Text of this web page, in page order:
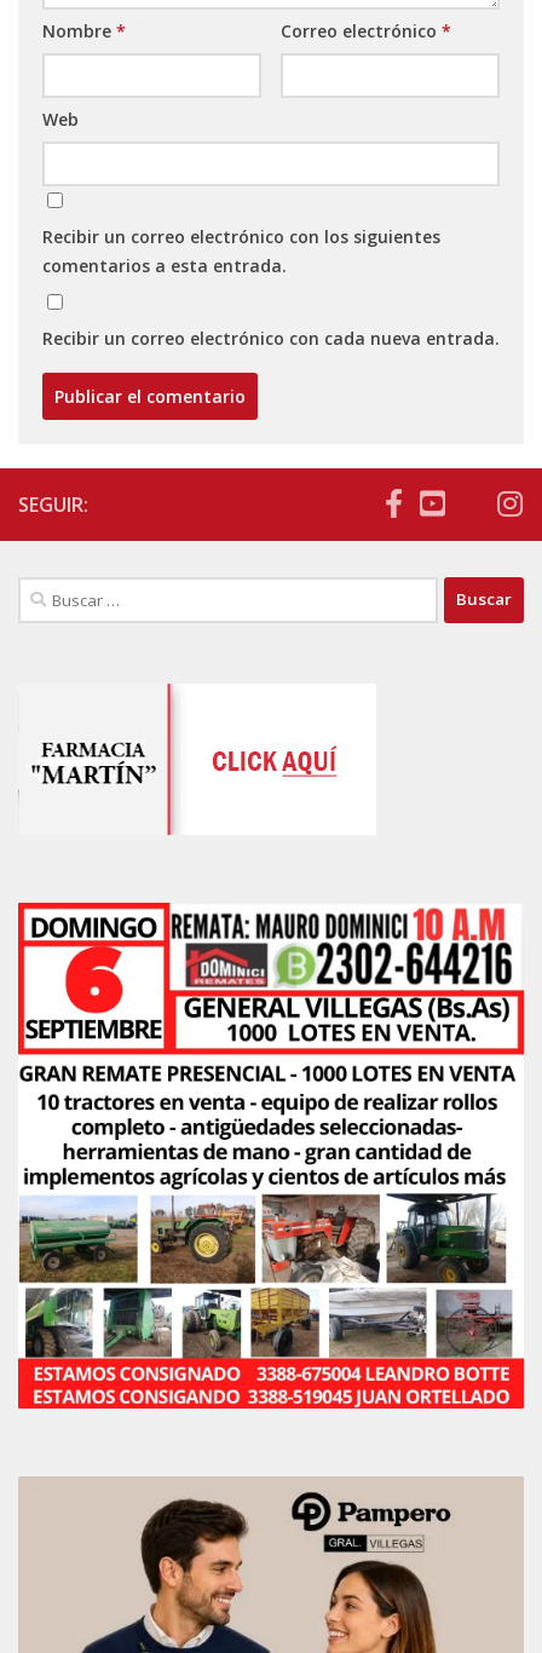
Nombre * Correo electrónico *
Web
Recibir un correo electrónico con los siguientes
comentarios a esta entrada.
Recibir un correo electrónico con cada nueva entrada.
SEGUIR:
Buscar: